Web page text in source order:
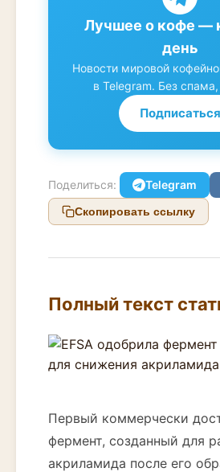
Лучшее о кофе —
день
Новости мировой
в Telegram. Без
Подписаться
Поделиться: Telegram
Скопировать ссылку
Полный текст
Первый коммерчески
фермент, созданный для
акриламида после его